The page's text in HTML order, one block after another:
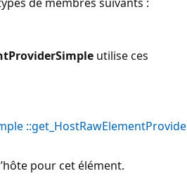
utilise ces
pour cet élément.